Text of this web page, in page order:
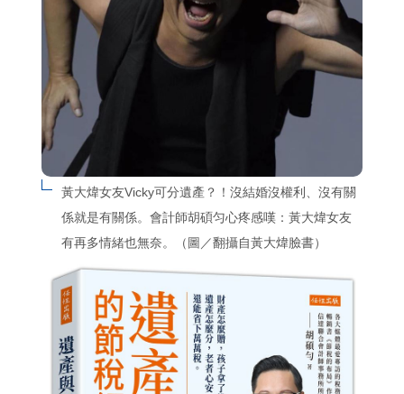
黃大煒女友Vicky可分遺產？！沒結婚沒權利、沒有關
係就是有關係。會計師胡碩匀心疼感嘆：黃大煒女友
有再多情緒也無奈。（圖／翻攝自黃大煒臉書）